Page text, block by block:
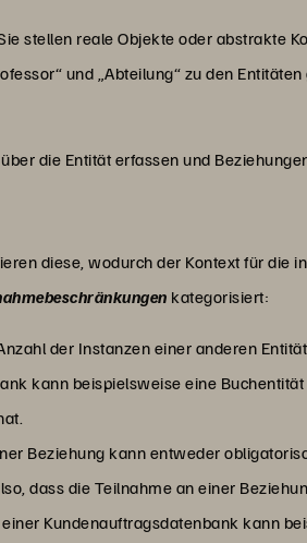
stellen reale Objekte oder abstrakte
und „Abteilung“ zu den
die Entität erfassen und
diese, wodurch der Kontext für die
kategorisiert:
der Instanzen einer anderen
kann beispielsweise eine
Beziehung kann entweder
dass die Teilnahme an einer
Kundenauftragsdatenbank kann